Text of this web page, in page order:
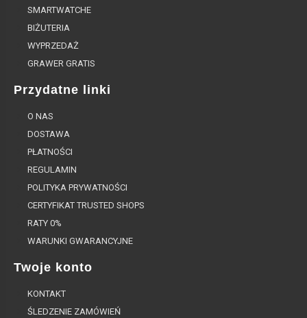
SMARTWATCHE
BIŻUTERIA
WYPRZEDAŻ
GRAWER GRATIS
Przydatne linki
O NAS
DOSTAWA
PŁATNOŚCI
REGULAMIN
POLITYKA PRYWATNOŚCI
CERTYFIKAT TRUSTED SHOPS
RATY 0%
WARUNKI GWARANCYJNE
Twoje konto
KONTAKT
ŚLEDZENIE ZAMÓWIEŃ